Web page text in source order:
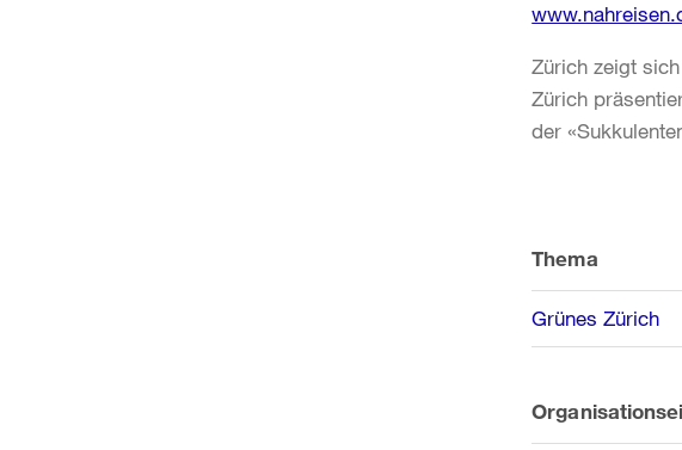
Zürich zeigt
Zürich
der
Thema
Grünes Zürich